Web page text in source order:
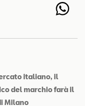
italiano, il
del marchio farà il
Milano